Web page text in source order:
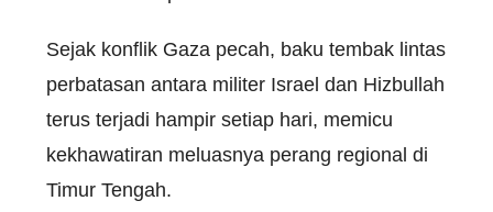
Sejak konflik Gaza pecah, baku tembak lintas
perbatasan antara militer Israel dan Hizbullah
terus terjadi hampir setiap hari, memicu
kekhawatiran meluasnya perang regional di
Timur Tengah.